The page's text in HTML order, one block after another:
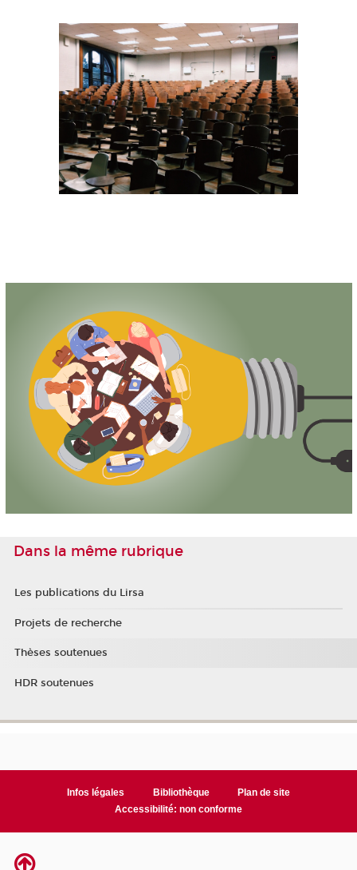
Dans la même rubrique
Les publications du Lirsa
Projets de recherche
Thèses soutenues
HDR soutenues
Infos légales Bibliothèque
Plan de site
Accessibilité: non conforme